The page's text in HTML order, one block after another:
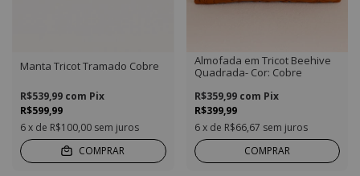
Manta Tricot Tramado Cobre
R$599,99
R$539,99 com Pix
6x de R$100,00 sem juros
COMPRAR
Almofada em Tricot Beehive
Quadrada- Cor: Cobre
R$399,99
R$359,99 com Pix
6 x de R$66,67 sem juros
COMPRAR